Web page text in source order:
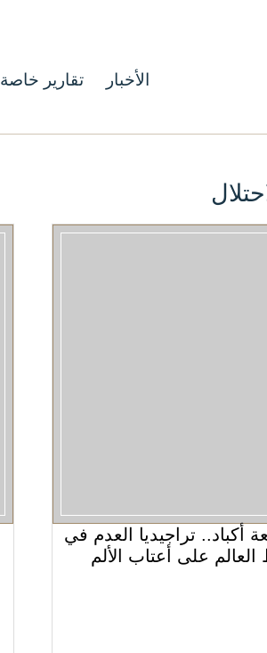
الأخبار تقارير خاصة
أكباد.. تراجيديا العدم في
على أعتاب الألم